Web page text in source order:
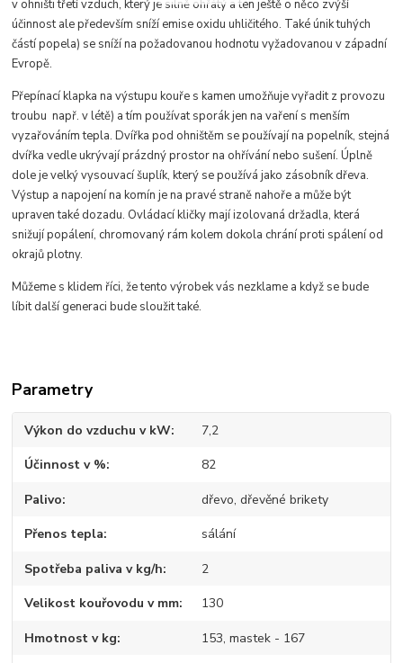
v ohništi třetí vzduch, který je silně ohřátý a ten ještě o něco zvýší
účinnost ale především sníží emise oxidu uhličitého. Také únik tuhých
částí popela) se sníží na požadovanou hodnotu vyžadovanou v západní
Evropě.
Přepínací klapka na výstupu kouře s kamen umožňuje vyřadit z provozu
troubu např. v létě) a tím používat sporák jen na vaření s menším
vyzařováním tepla. Dvířka pod ohništěm se používají na popelník, stejná
dvířka vedle ukrývají prázdný prostor na ohřívání nebo sušení. Úplně
dole je velký vysouvací šuplík, který se používá jako zásobník dřeva.
Výstup a napojení na komín je na pravé straně nahoře a může být
upraven také dozadu. Ovládací kličky mají izolovaná držadla, která
snižují popálení, chromovaný rám kolem dokola chrání proti spálení od
okrajů plotny.
Můžeme s klidem říci, že tento výrobek vás nezklame a když se bude
líbit další generaci bude sloužit také.
Parametry
Výkon do vzduchu v kW 7,2
Účinnost v % 82
Palivo dřevo, dřevěné brikety
Přenos tepla sálání
Spotřeba paliva v kg/h 2
Velikost kouřovodu v mm 130
Hmotnost v kg 153, mastek - 167